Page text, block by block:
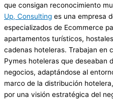
que consigan reconocimiento
Up, Consulting es una empresa
especializados de Ecommerce
apartamentos turísticos,
cadenas hoteleras. Trabajan en
Pymes hoteleras que deseaban
negocios, adaptándose al
marco de la distribución
por una visión estratégica del